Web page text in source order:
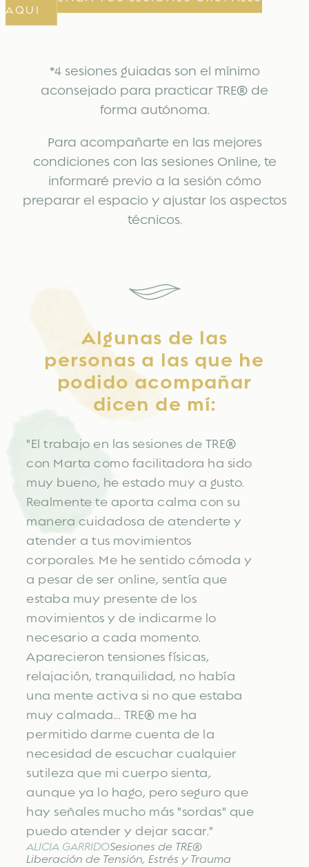
AQUI
*4 sesiones guiadas son el mínimo
aconsejado para practicar TRE® de
forma autónoma.
Para acompañarte en las mejores
condiciones con las sesiones Online, te
informaré previo a la sesión cómo
preparar el espacio y ajustar los aspectos
técnicos.
Algunas de las
personas a las que he
podido acompañar
dicen de mí:
"El trabajo en las sesiones de TRE®
con Marta como facilitadora ha sido
muy bueno, he estado muy a gusto.
Realmente te aporta calma con su
manera cuidadosa de atenderte y
atender a tus movimientos
corporales. Me he sentido cómoda y
a pesar de ser online, sentía que
estaba muy presente de los
movimientos y de indicarme lo
necesario a cada momento.
Aparecieron tensiones físicas,
relajación, tranquilidad, no había
una mente activa si no que estaba
muy calmada... TRE® me ha
permitido darme cuenta de la
necesidad de escuchar cualquier
sutileza que mi cuerpo sienta,
aunque ya lo hago, pero seguro que
hay señales mucho más "sordas" que
puedo atender y dejar sacar."
ALICIA GARRIDOSesiones de TRE®
Liberación de Tensión, Estrés y Trauma